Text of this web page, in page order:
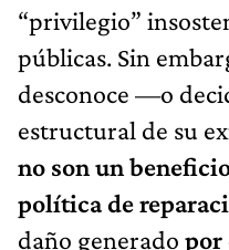
“privilegio”
públicas. Sin
desconoce —o
estructural de su
no son un
política de
daño generado por